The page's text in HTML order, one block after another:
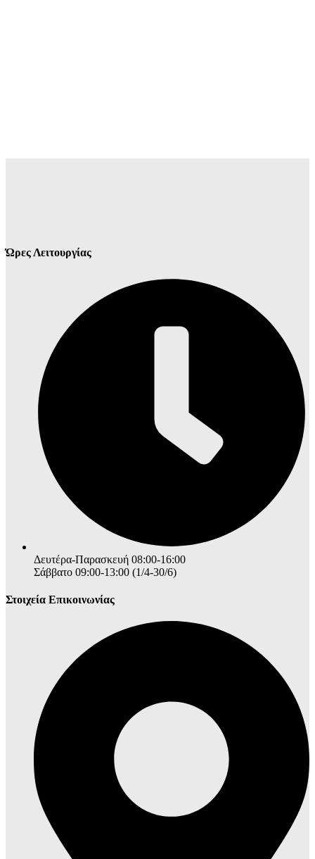
Ώρες Λειτουργίας
Δευτέρα-Παρασκευή 08:00-16:00
Σάββατο 09:00-13:00 (1/4-30/6)
Στοιχεία Επικοινωνίας